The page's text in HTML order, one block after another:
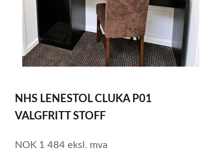
item
of
1
NHS LENESTOL CLUKA P01
VALGFRITT STOFF
NOK 1 484 eksl. mva